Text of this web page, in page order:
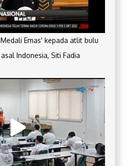
Emas' kepada atlit bulu
Indonesia, Siti Fadia